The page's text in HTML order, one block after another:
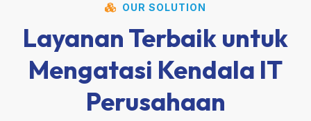
OUR SOLUTION
Layanan Terbaik untuk
Mengatasi Kendala IT
Perusahaan